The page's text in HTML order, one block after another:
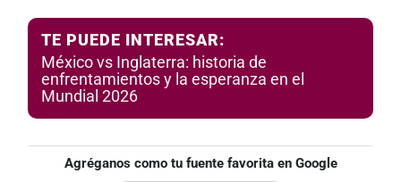
TE PUEDE INTERESAR:
México vs Inglaterra: historia de
enfrentamientos y la esperanza en el
Mundial 2026
Agréganos como tu fuente favorita en Google